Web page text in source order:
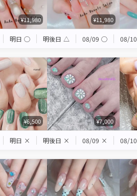
¥11,980 ¥11,980
明日 ◯ 明後日 △ 08/09 ◯ 08/10
¥6,500 ¥7,000
明日 × 明後日 × 08/09 × 08/10